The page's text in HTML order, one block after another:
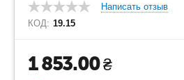
Написать отзыв
КОД: 19.15
1 853.00₴